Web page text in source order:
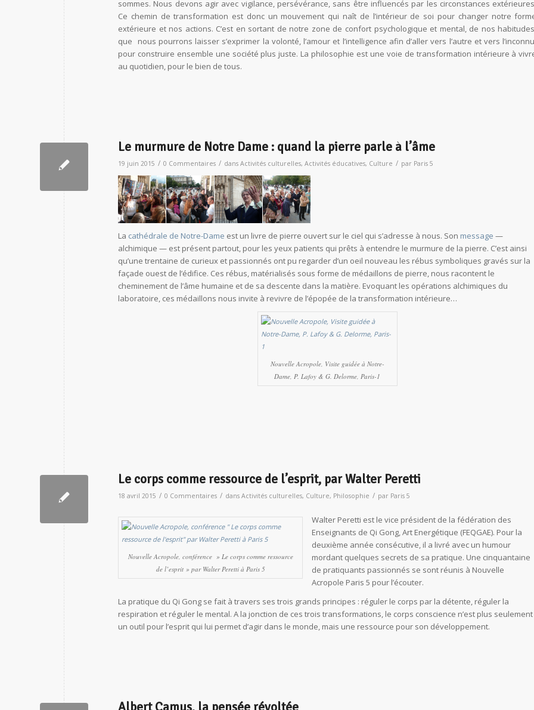
sommes. Nous devons agir avec vigilance, persévérance, sans être influencés par les circonstances
Ce chemin de transformation est donc un mouvement qui naît de l’intérieur de soi pour changer notre
extérieure et nos actions. C’est en sortant de notre zone de confort psychologique et mental, de nos
que nous pourrons laisser s’exprimer la volonté, l’amour et l’intelligence afin d’aller vers l’autre et vers
pour construire ensemble une société plus juste. La philosophie est une voie de transformation intérieure à
au quotidien, pour le bien de tous.
Le murmure de Notre Dame : quand la pierre parle à l’âme
19 juin 2015 / 0 Commentaires / dans Activités culturelles, Activités éducatives, Culture / par Paris 5
La cathédrale de Notre-Dame est un livre de pierre ouvert sur le ciel qui s’adresse à nous. Son message —
alchimique — est présent partout, pour les yeux patients qui prêts à entendre le murmure de la pierre. C’est ainsi
qu’une trentaine de curieux et passionnés ont pu regarder d’un oeil nouveau les rébus symboliques gravés sur la
façade ouest de l’édifice. Ces rébus, matérialisés sous forme de médaillons de pierre, nous racontent le
cheminement de l’âme humaine et de sa descente dans la matière. Evoquant les opérations alchimiques du
laboratoire, ces médaillons nous invite à revivre de l’épopée de la transformation intérieure…
Nouvelle Acropole, Visite guidée à Notre-
Dame, P. Lafoy & G. Delorme, Paris-1
Le corps comme ressource de l’esprit, par Walter Peretti
18 avril 2015 / 0 Commentaires / dans Activités culturelles, Culture, Philosophie / par Paris 5
Nouvelle Acropole, conférence » Le corps comme ressource
de l’esprit » par Walter Peretti à Paris 5
Walter Peretti est le vice président de la fédération des
Enseignants de Qi Gong, Art Energétique (FEQGAE). Pour la
deuxième année consécutive, il a livré avec un humour
mordant quelques secrets de sa pratique. Une cinquantaine
de pratiquants passionnés se sont réunis à Nouvelle
Acropole Paris 5 pour l’écouter.
La pratique du Qi Gong se fait à travers ses trois grands principes : réguler le corps par la détente, réguler la
respiration et réguler le mental. A la jonction de ces trois transformations, le corps conscience n’est plus seulement
un outil pour l’esprit qui lui permet d’agir dans le monde, mais une ressource pour son développement.